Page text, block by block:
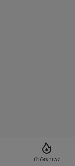
กำลังมาแรง